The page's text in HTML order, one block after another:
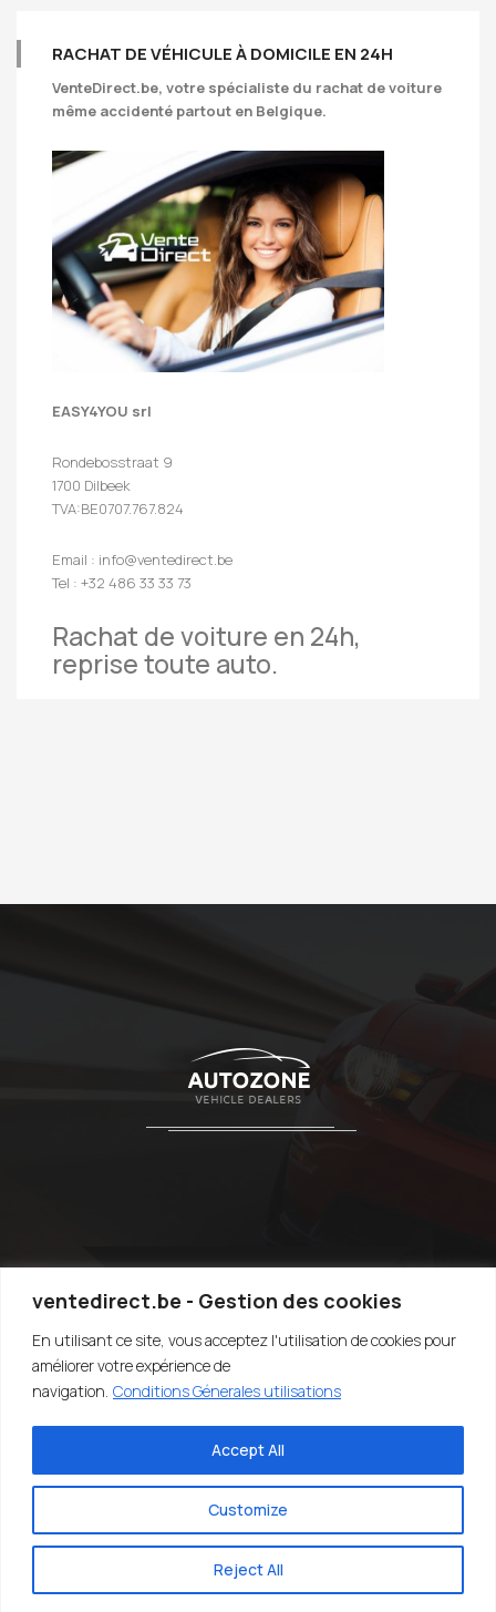
ventedirect.be - Gestion des cookies
En utilisant ce site, vous acceptez l'utilisation de cookies pour
améliorer votre expérience de
navigation. Conditions Génerales utilisations
Customize
Reject All
Accept All
RACHAT DE VÉHICULE À DOMICILE EN 24H
VenteDirect.be, votre spécialiste du rachat de voiture
même accidenté partout en Belgique.
EASY4YOU srl
Rondebosstraat 9
1700 Dilbeek
TVA:BE0707.767.824
Email : info@ventedirect.be
Tel : +32 486 33 33 73
Rachat de voiture en 24h,
reprise toute auto.
TOP
©2020-2022 VENTEDIRECT.BE - VENDRE SA VOITURE RAPIDEMENT -
EASY4YOU SRL - TVA:BE0707.767.824 - DESIGN BY SARIUS SRL